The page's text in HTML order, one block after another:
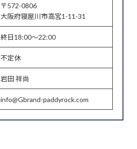
〒572-0806
大阪府寝屋川市高宮1-11-31
終日18:00～22:00
不定休
岩田 祥尚
info@Gbrand-paddyrock.com